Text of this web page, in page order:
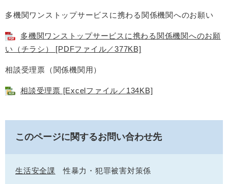
多機関ワンストップサービスに携わる関係機関へのお願い
多機関ワンストップサービスに携わる関係機関へのお願
い（チラシ） [PDFファイル／377KB]
相談受理票（関係機関用）
相談受理票 [Excelファイル／134KB]
このページに関するお問い合わせ先
生活安全課 性暴力・犯罪被害対策係